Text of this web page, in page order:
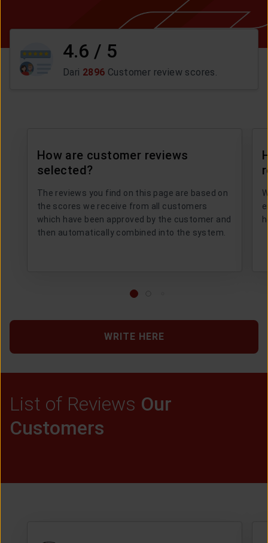
4.6 / 5
Dari 2896 Customer review scores.
How are customer reviews
selected?
The reviews you find on this page are based on
the scores we receive from all customers
which have been approved by the customer and
then automatically combined into the system.
WRITE HERE
List of Reviews Our
Customers
ARTICLE & NEWS
KEAGENAN